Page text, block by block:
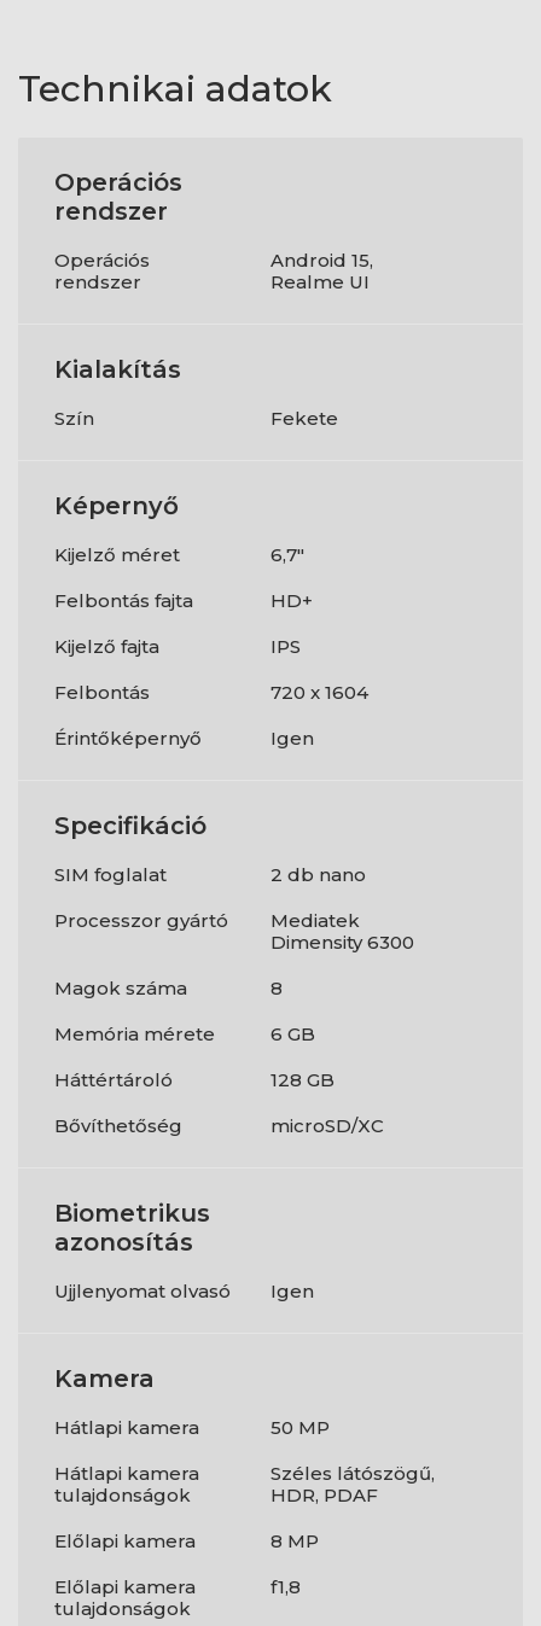
Technikai adatok
Operációs
rendszer
Operációs
rendszer
Android 15,
Realme UI
Kialakítás
Szín Fekete
Képernyő
Kijelző méret
6,7"
Felbontás fajta
HD+
Kijelző fajta
IPS
Felbontás
720 x 1604
Érintőképernyő
Igen
Specifikáció
SIM foglalat
2 db nano
Processzor gyártó
Mediatek
Dimensity 6300
Magok száma
8
Memória mérete
6 GB
Háttértároló
128 GB
Bővíthetőség
microSD/XC
Biometrikus
azonosítás
Ujjlenyomat olvasó Igen
Kamera
Hátlapi kamera
50 MP
Hátlapi kamera
tulajdonságok
Széles látószögű,
HDR, PDAF
Előlapi kamera
8 MP
Előlapi kamera
tulajdonságok
f1,8